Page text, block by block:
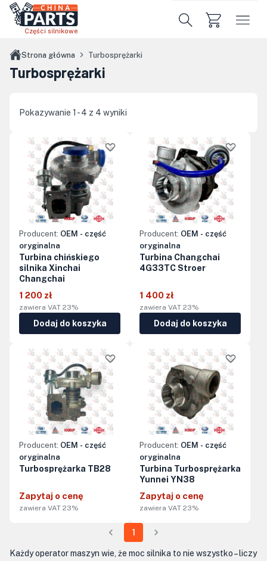
Przejdź do treści głównej
Części silnikowe
Strona główna Turbosprężarki
Turbosprężarki
Pokazywanie 1 - 4 z 4 wyniki
Producent: OEM - część
oryginalna
Turbina chińskiego
silnika Xinchai
Changchai
1 200 zł
zawiera VAT 23%
Dodaj do koszyka
Producent: OEM - część
oryginalna
Turbina Changchai
4G33TC Stroer
1 400 zł
zawiera VAT 23%
Dodaj do koszyka
Producent: OEM - część
oryginalna
Turbosprężarka TB28
Zapytaj o cenę
zawiera VAT 23%
Producent: OEM - część
oryginalna
Turbina Turbosprężarka
Yunnei YN38
Zapytaj o cenę
zawiera VAT 23%
1
Każdy operator maszyn wie, że moc silnika to nie wszystko – liczy